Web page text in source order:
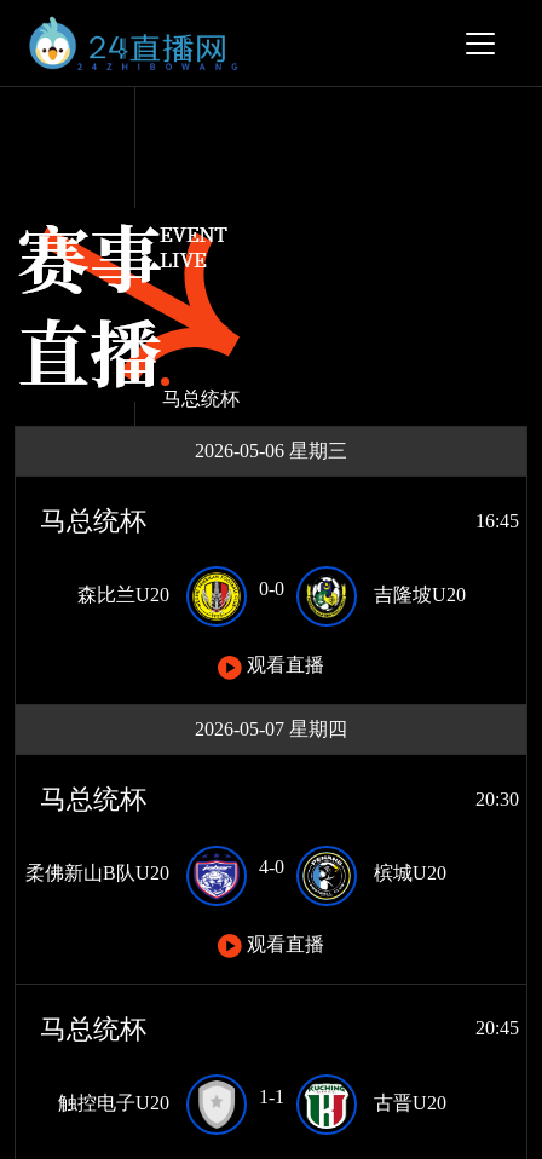
马总统杯
2026-05-06 星期三
马总统杯 16:45
森比兰U20 0-0 吉隆坡U20
观看直播
2026-05-07 星期四
马总统杯 20:30
柔佛新山B队U20 4-0 槟城U20
观看直播
马总统杯 20:45
触控电子U20 1-1 古晋U20